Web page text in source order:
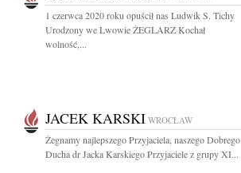
1 czerwca 2020 roku opuścił nas Ludwik S. Tichy
Urodzony we Lwowie ŻEGLARZ Kochał
wolność,...
JACEK KARSKI WROCŁAW
Żegnamy najlepszego Przyjaciela, naszego Dobrego
Ducha dr Jacka Karskiego Przyjaciele z grupy XI...